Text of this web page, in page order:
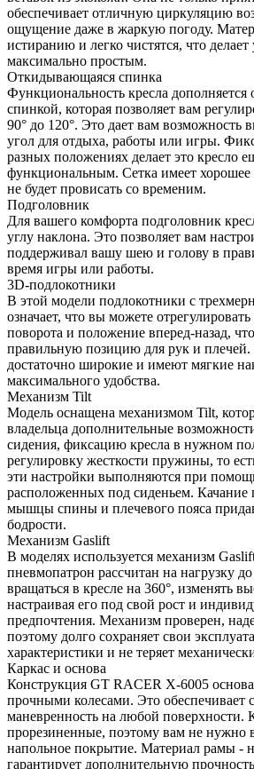
обеспечивает отличную циркуляцию
ощущение даже в жаркую погоду.
истиранию и легко чистятся, что делает
максимально простым.
Откидывающаяся спинка
Функциональность кресла
спинкой, которая позволяет вам
90° до 120°. Это дает вам возможность
угол для отдыха, работы или игры.
разных положениях делает это кресло
функциональным. Сетка имеет хорошее
не будет провисать со временим.
Подголовник
Для вашего комфорта подголовник
углу наклона. Это позволяет вам
поддерживал вашу шею и голову в
время игры или работы.
3D-подлокотники
В этой модели подлокотники с
означает, что вы можете
поворота и положение вперед-назад,
правильную позицию для рук и
достаточно широкие и имеют мягкие
максимального удобства.
Механизм Tilt
Модель оснащена механизмом Tilt,
владельца дополнительные
сидения, фиксацию кресла в нужном
регулировку жесткости пружины, то
эти настройки выполняются при
расположенных под сиденьем. Качание
мышцы спины и плечевого пояса
бодрости.
Механизм Gaslift
В моделях используется механизм
пневмопатрон рассчитан на нагрузку до
вращаться в кресле на 360°, изменять
настраивая его под свой рост и
предпочтения. Механизм проверен,
поэтому долго сохраняет свои
характеристики и не теряет
Каркас и основа
Конструкция GT RACER X-6005
прочными колесами. Это обеспечивает
маневренность на любой поверхности.
прорезиненные, поэтому вам не нужно
напольное покрытие. Материал рамы -
гарантирует дополнительную